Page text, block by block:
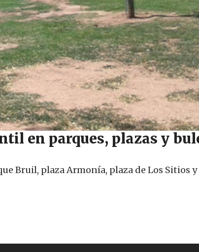
en parques, plazas y
Bruil, plaza Armonía, plaza de Los